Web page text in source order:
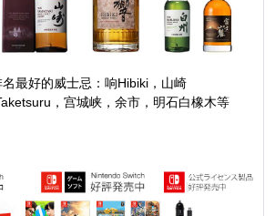
最好的威士忌：响Hibiki，山崎
，宫城峡，余市，明石白橡木等